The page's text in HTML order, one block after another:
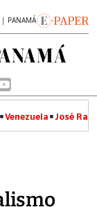
PANAMÁ
Venezuela José